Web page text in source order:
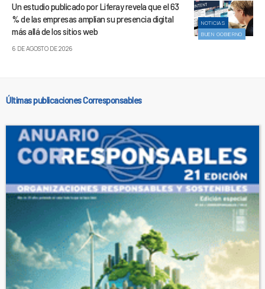
NOTICIAS
BUEN GOBIERNO
Un estudio publicado por Liferay revela que el 63
% de las empresas amplían su presencia digital
más allá de los sitios web
6 DE AGOSTO DE 2026
Últimas publicaciones Corresponsables